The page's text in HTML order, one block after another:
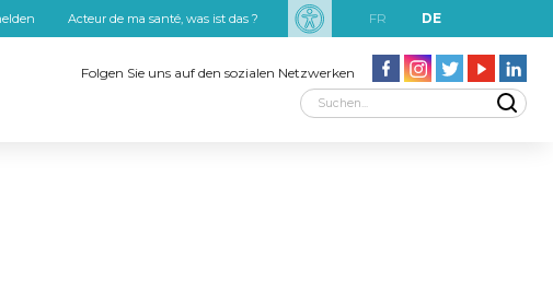
Acteur de ma santé, was ist das ? FR DE
Schuman
Folgen Sie uns auf den sozialen Netzwerken